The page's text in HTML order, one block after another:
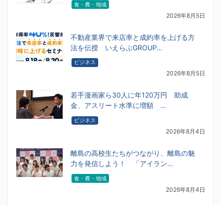
食・農・地域
2026年8月5日
不動産業界で来店率と成約率を上げる方
法を伝授 いえらぶGROUP…
ビジネス
2026年8月5日
若手漫画家ら30人に年120万円 助成
金、アスリート水準に増額 …
ビジネス
2026年8月4日
離島の高校生たちがつながり、離島の魅
力を発信しよう！ 「アイラン…
食・農・地域
2026年8月4日